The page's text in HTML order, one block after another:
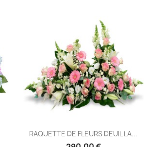
Aperçu rapide
RAQUETTE DE FLEURS DEUIL LA...